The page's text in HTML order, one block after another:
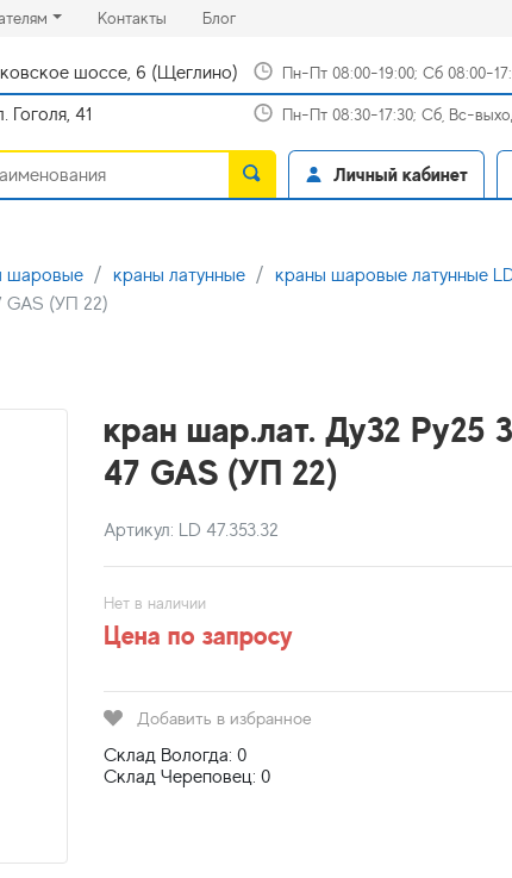
Контакты(current)
Блог(current)
шоссе, 6 (Щеглино) Пн-Пт 08:00-19:00; Сб 08:00-
Гоголя, 41 Пн-Пт 08:30-17:30; Сб, Вс-
Личный кабинет
шаровые краны латунные краны шаровые латунные
GAS (УП 22)
кран шар.лат. Ду32 Py25
47 GAS (УП 22)
Артикул: LD 47.353.32
Нет в наличии
Цена по запросу
Добавить в избранное
Склад Вологда: 0
Склад Череповец: 0